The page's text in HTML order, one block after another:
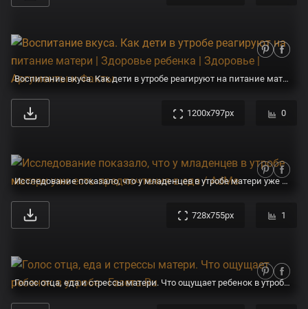
Воспитание вкуса. Как дети в утробе реагируют на питание матери | Здоровье ребенка | Здоровье | Аргументы и Факты
1200x797px 0
Исследование показало, что у младенцев в утробе матери уже есть предпочтения в еде / AdMe
728x755px 1
Голос отца, еда и стрессы матери. Что ощущает ребенок в утробе - Газета.Ru